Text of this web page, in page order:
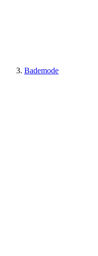
Bademode